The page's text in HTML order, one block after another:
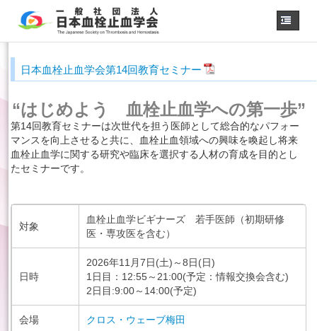
学会概要・理事長挨拶
各種委員会
学会誌
診療ガイドライン
用語集
学術集会
会員専用
事務手続き （入退会・変更）
日本血栓止血学会第14回教育セミナー
“はじめよう 血栓止血学への第一歩”
第14回教育セミナーは次世代を担う医師として総合的なパフォー
マンスを向上させると共に、血栓止血領域への興味を喚起し将来
血栓止血学に関する研究や臨床を選択する人材の育成を目的とし
たセミナーです。
対象
血栓止血学ビギナーズ 若手医師（初期研修
医・専攻医を含む）
日時
2026年11月7日(土)～8日(日)
1日目：12:55～21:00(予定：情報交換会含む)
2日目:9:00～14:00(予定)
会場 クロス・ウェーブ梅田